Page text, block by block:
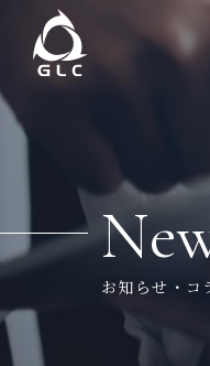
お知らせ・コ